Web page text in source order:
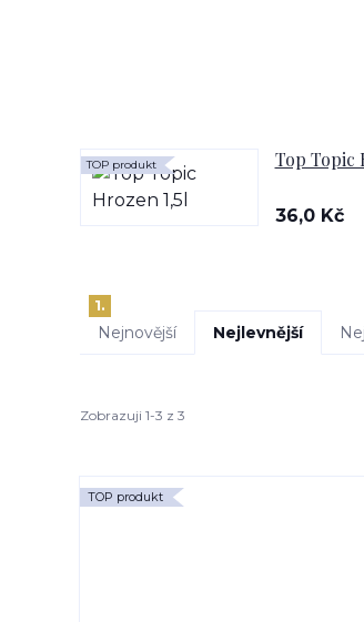
1.
Top Topic
TOP produkt
36,0 Kč
Nejnovější Nejlevnější
Zobrazuji 1-3 z 3
TOP produkt